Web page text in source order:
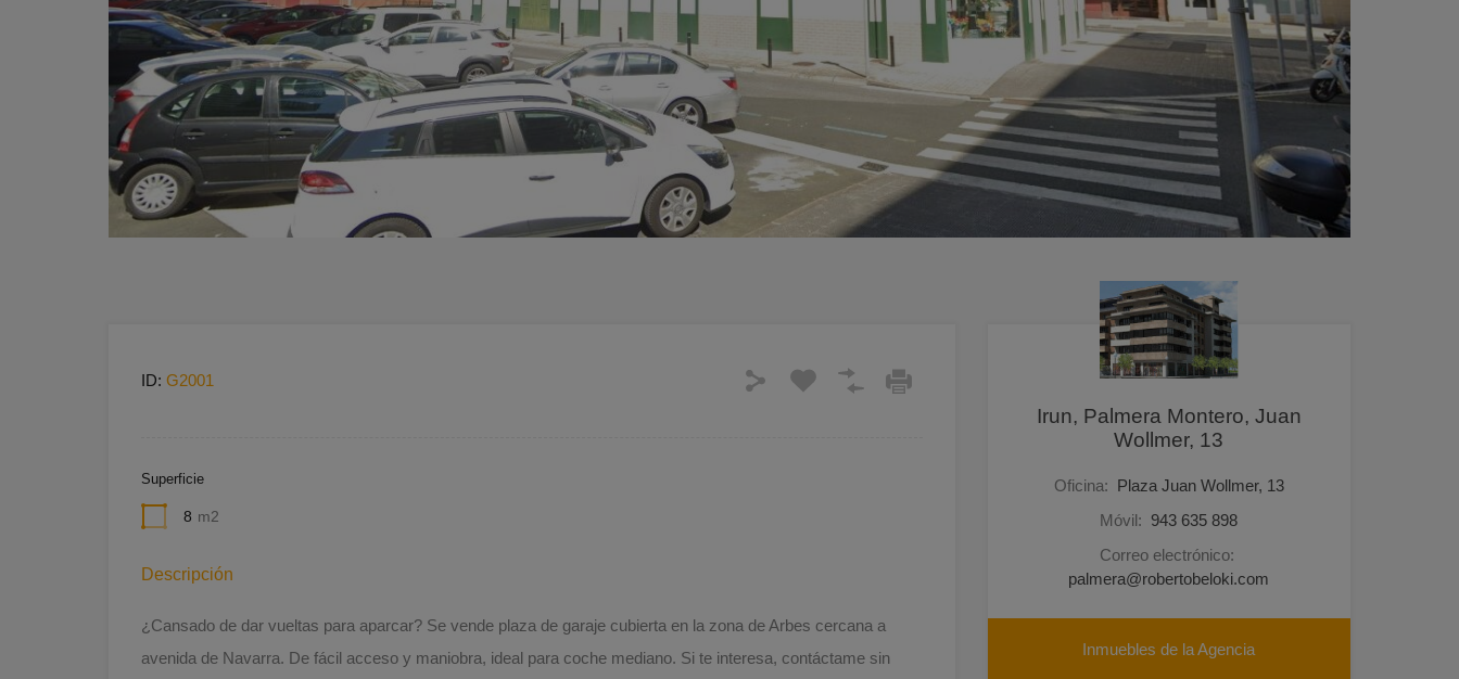
ID: G2001
Superficie
8 m2
Descripción
¿Cansado de dar vueltas para aparcar? Se vende plaza de garaje cubierta en la zona de Arbes cercana a
avenida de Navarra. De fácil acceso y maniobra, ideal para coche mediano. Si te interesa, contáctame sin
Irun, Palmera Montero, Juan
Wollmer, 13
Oficina: Plaza Juan Wollmer, 13
Móvil: 943 635 898
Correo electrónico:
palmera@robertobeloki.com
Inmuebles de la Agencia